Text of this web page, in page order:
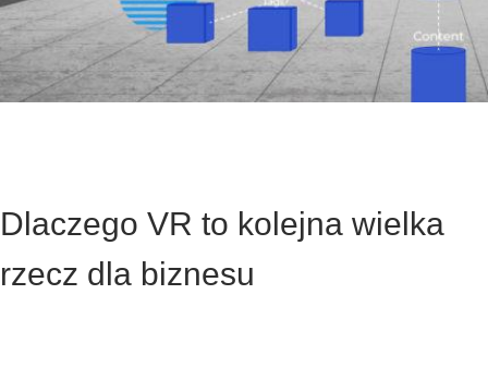
Dlaczego VR to kolejna wielka
rzecz dla biznesu